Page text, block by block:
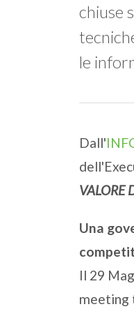
chiuse
le
Dall'
VALORE
Una
Il 29
meeting